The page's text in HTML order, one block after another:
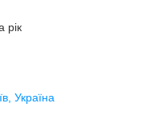
рік
Україна